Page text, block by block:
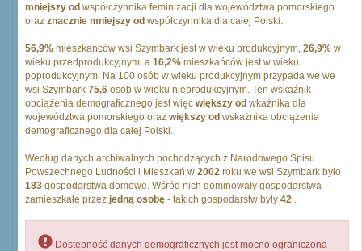
mniejszy od współczynnika feminizacji dla województwa pomorskiego
oraz znacznie mniejszy od współczynnika dla całej Polski.
56,9% mieszkańców wsi Szymbark jest w wieku produkcyjnym, 26,9% w
wieku przedprodukcyjnym, a 16,2% mieszkańców jest w wieku
poprodukcyjnym. Na 100 osób w wieku produkcyjnym przypada we we
wsi Szymbark 75,6 osób w wieku nieprodukcyjnym. Ten wskaźnik
obciążenia demograficznego jest więc większy od wkażnika dla
województwa pomorskiego oraz większy od wskażnika obciążenia
demograficznego dla całej Polski.
Według danych archiwalnych pochodzących z Narodowego Spisu
Powszechnego Ludności i Mieszkań w 2002 roku we wsi Szymbark było
183 gospodarstwa domowe. Wśród nich dominowały gospodarstwa
zamieszkałe przez jedną osobę - takich gospodarstw były 42 .
Dostępność danych demograficznych jest mocno ograniczona